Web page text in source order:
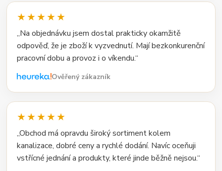
★★★★★
„Na objednávku jsem dostal prakticky okamžitě
odpověď, že je zboží k vyzvednutí. Mají bezkonkurenční
pracovní dobu a provoz i o víkendu.“
Ověřený zákazník
★★★★★
„Obchod má opravdu široký sortiment kolem
kanalizace, dobré ceny a rychlé dodání. Navíc oceňuji
vstřícné jednání a produkty, které jinde běžně nejsou.“